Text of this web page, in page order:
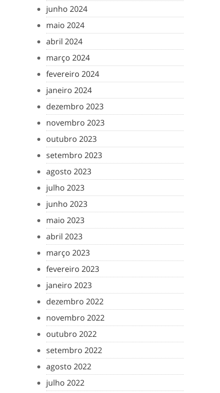
junho 2024
maio 2024
abril 2024
março 2024
fevereiro 2024
janeiro 2024
dezembro 2023
novembro 2023
outubro 2023
setembro 2023
agosto 2023
julho 2023
junho 2023
maio 2023
abril 2023
março 2023
fevereiro 2023
janeiro 2023
dezembro 2022
novembro 2022
outubro 2022
setembro 2022
agosto 2022
julho 2022